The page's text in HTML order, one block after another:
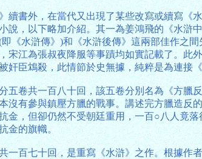
續書外，在當代又出現了某些改寫或續寫
說，以下略加介紹。其一為姜鴻飛的《水
《水滸傳》)和《水滸後傳》這兩部佳作之
宋江為張叔夜降服等事蹟均如實記載了。
奸臣鴆殺，此情節於史無據，純粹是為連接
五卷共一百八十回，該五卷分別名為《方
沒有參與鎮壓方臘的戰事。講述完方臘造
金，但卻仍然不受朝廷重用，一百○八人竟
金的旗幟。
一百七十回，是重寫《水滸》之作。根據